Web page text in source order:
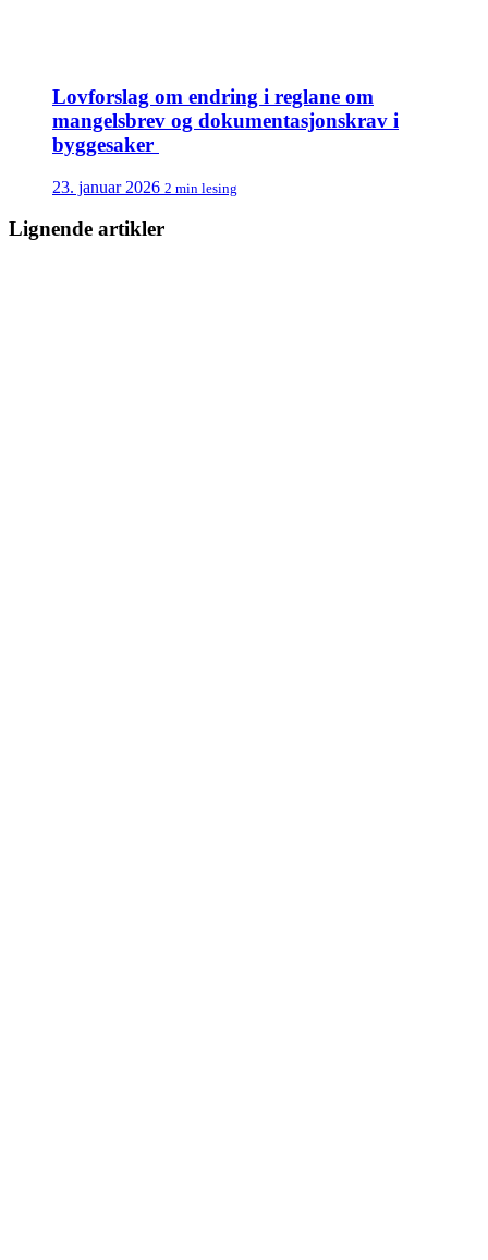
Lovforslag om endring i reglane om
mangelsbrev og dokumentasjonskrav i
byggesaker
23. januar 2026 2 min lesing
Lignende artikler